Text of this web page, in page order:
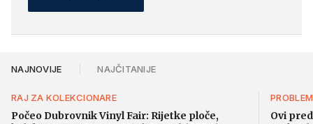
NAJNOVIJE NAJČITANIJE
RAJ ZA KOLEKCIONARE
Počeo Dubrovnik Vinyl Fair: Rijetke ploče,
Ovi